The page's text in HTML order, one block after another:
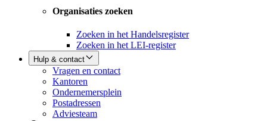
Organisaties zoeken
Zoeken in het Handelsregister
Zoeken in het LEI-register
Hulp & contact
Vragen en contact
Kantoren
Ondernemersplein
Postadressen
Adviesteam